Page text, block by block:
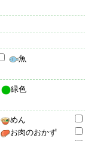
魚
緑色
めん
お肉のおかず